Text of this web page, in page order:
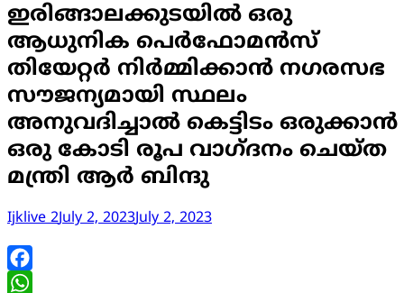
ഇരിങ്ങാലക്കുടയിൽ ഒരു
ആധുനിക പെർഫോമൻസ്
തിയേറ്റർ നിർമ്മിക്കാൻ നഗരസഭ
സൗജന്യമായി സ്ഥലം
അനുവദിച്ചാൽ കെട്ടിടം ഒരുക്കാൻ
ഒരു കോടി രൂപ വാഗ്‌ദനം ചെയ്ത
മന്ത്രി ആർ ബിന്ദു
Ijklive 2July 2, 2023July 2, 2023
Facebook